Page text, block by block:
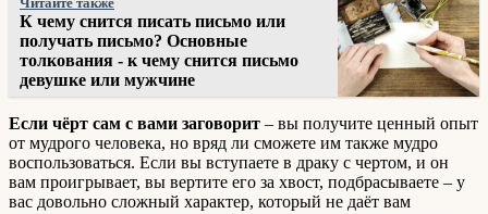
К чему снится писать письмо или
получать письмо? Основные
толкования - к чему снится письмо
девушке или мужчине
Если чёрт сам с вами заговорит – вы получите ценный опыт
от мудрого человека, но вряд ли сможете им также мудро
воспользоваться. Если вы вступаете в драку с чертом, и он
вам проигрывает, вы вертите его за хвост, подбрасываете – у
вас довольно сложный характер, который не даёт вам